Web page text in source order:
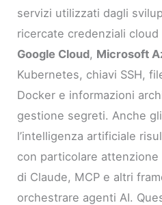
servizi utilizzati dagli
ricercate credenziali cloud
Google Cloud, Microsoft
Kubernetes, chiavi SSH,
Docker e informazioni
gestione segreti. Anche
l’intelligenza artificiale
con particolare
di Claude, MCP e altri
orchestrare agenti AI.